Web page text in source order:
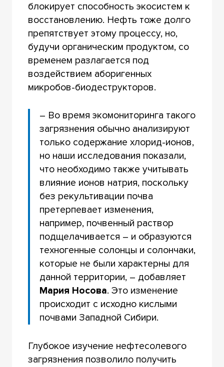
блокирует способность экосистем к
восстановлению. Нефть тоже долго
препятствует этому процессу, но,
будучи органическим продуктом, со
временем разлагается под
воздействием аборигенных
микробов-биодеструкторов.
– Во время экомониторинга такого
загрязнения обычно анализируют
только содержание хлорид-ионов,
но наши исследования показали,
что необходимо также учитывать
влияние ионов натрия, поскольку
без рекультивации почва
претерпевает изменения,
например, почвенный раствор
подщелачивается – и образуются
техногенные солонцы и солончаки,
которые не были характерны для
данной территории, – добавляет
Мария Носова. Это изменение
происходит с исходно кислыми
почвами Западной Сибири.
Глубокое изучение нефтесолевого
загрязнения позволило получить